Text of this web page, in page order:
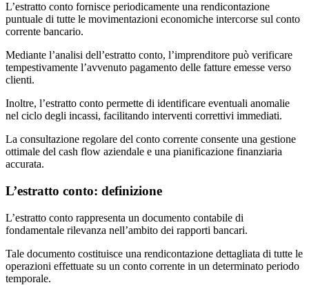
L’estratto conto fornisce periodicamente una rendicontazione
puntuale di tutte le movimentazioni economiche intercorse sul conto
corrente bancario.
Mediante l’analisi dell’estratto conto, l’imprenditore può verificare
tempestivamente l’avvenuto pagamento delle fatture emesse verso
clienti.
Inoltre, l’estratto conto permette di identificare eventuali anomalie
nel ciclo degli incassi, facilitando interventi correttivi immediati.
La consultazione regolare del conto corrente consente una gestione
ottimale del cash flow aziendale e una pianificazione finanziaria
accurata.
L’estratto conto: definizione
L’estratto conto rappresenta un documento contabile di
fondamentale rilevanza nell’ambito dei rapporti bancari.
Tale documento costituisce una rendicontazione dettagliata di tutte le
operazioni effettuate su un conto corrente in un determinato periodo
temporale.